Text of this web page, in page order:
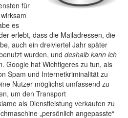
für
es
erlebt, dass die Mailadressen, die
auch ein dreiviertel Jahr später
wurden, und deshalb kann ich
. Google hat Wichtigeres zu tun, als
Spam und Internetkriminalität zu
Nutzer möglichst umfassend zu
um den Transport
als Dienstleistung verkaufen zu
„persönlich angepasste“